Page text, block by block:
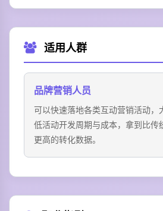
适用人群
品牌营销人员
可以快速落地各类互动营销活动，
低活动开发周期与成本，拿到比传
更高的转化数据。